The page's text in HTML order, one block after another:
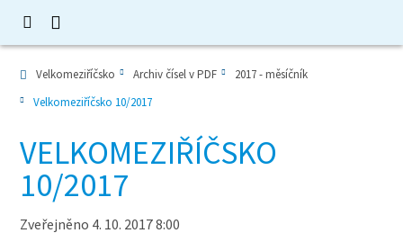
Velkomeziříčsko Archiv čísel v PDF
2017 - měsíčník
Velkomeziříčsko 10/2017
VELKOMEZIŘÍČSKO
10/2017
Zveřejněno 4. 10. 2017 8:00